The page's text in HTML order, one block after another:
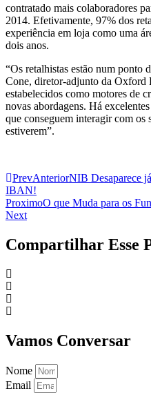
contratado mais colaboradores
2014. Efetivamente, 97% dos
experiência em loja como uma
dois anos.
“Os retalhistas estão num ponto
Cone, diretor-adjunto da Oxford
estabelecidos como motores de
novas abordagens. Há
que conseguem interagir com os
estiverem”.
PrevAnteriorNIB Desaparece
IBAN!
ProximoO que Muda para os
Next
Compartilhar Esse
Vamos Conversar
Nome
Email